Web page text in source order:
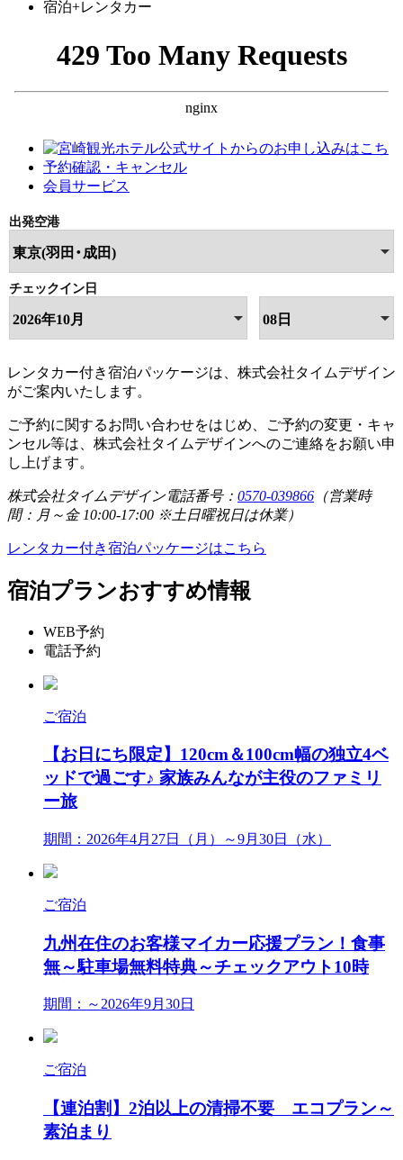
宿泊+レンタカー
公式サイトからのお申し込みはこち
予約確認・キャンセル
会員サービス
レンタカー付き宿泊パッケージは、株式会社タイムデザイン
がご案内いたします。
ご予約に関するお問い合わせをはじめ、ご予約の変更・キャ
ンセル等は、株式会社タイムデザインへのご連絡をお願い申
し上げます。
株式会社タイムデザイン電話番号： 0570-039866 （営業時
間：月～金 10:00-17:00 ※土日曜祝日は休業）
レンタカー付き宿泊パッケージはこちら
宿泊プランおすすめ情報
WEB予約
電話予約
ご宿泊
【お日にち限定】120cm＆100cm幅の独立4ベ
ッドで過ごす♪ 家族みんなが主役のファミリ
ー旅
期間：2026年4月27日（月）～9月30日（水）
ご宿泊
九州在住のお客様マイカー応援プラン！食事
無～駐車場無料特典～チェックアウト10時
期間：～2026年9月30日
ご宿泊
【連泊割】2泊以上の清掃不要 エコプラン～
素泊まり